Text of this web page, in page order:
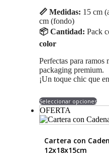
📏 Medidas: 15 cm
cm (fondo)
📦 Cantidad: Pack
color
Perfectas para ramos
packaging premium.
¡Un toque chic que
Seleccionar opciones
Las
OFERTA
Cartera con
12x18x15cm